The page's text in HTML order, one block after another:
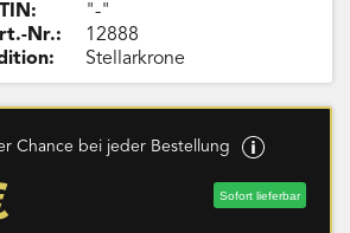
Nr.:
"-"
12888
Stellarkrone
Chance bei jeder Bestellung
Sofort lieferbar